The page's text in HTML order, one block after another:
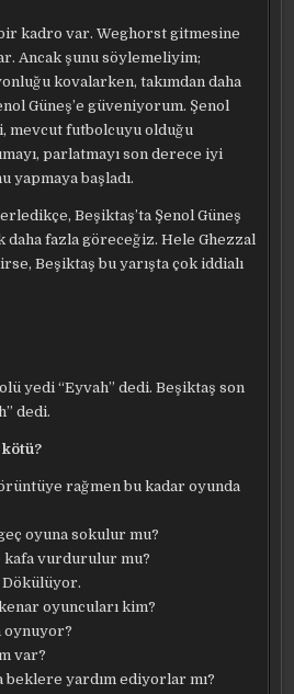
kadro var. Weghorst gitmesine
Ancak şunu söylemeliyim;
kovalarken, takımdan daha
Güneş’e güveniyorum. Şenol
mevcut futbolcuyu olduğu
parlatmayı son derece iyi
yapmaya başladı.
Beşiktaş’ta Şenol Güneş
daha fazla göreceğiz. Hele Ghezzal
Beşiktaş bu yarışta çok iddialı
yedi “Eyvah” dedi. Beşiktaş son
dedi.
rağmen bu kadar oyunda
oyuna sokulur mu?
vurdurulur mu?
Dökülüyor.
oyuncuları kim?
oynuyor?
var?
beklere yardım ediyorlar mı?